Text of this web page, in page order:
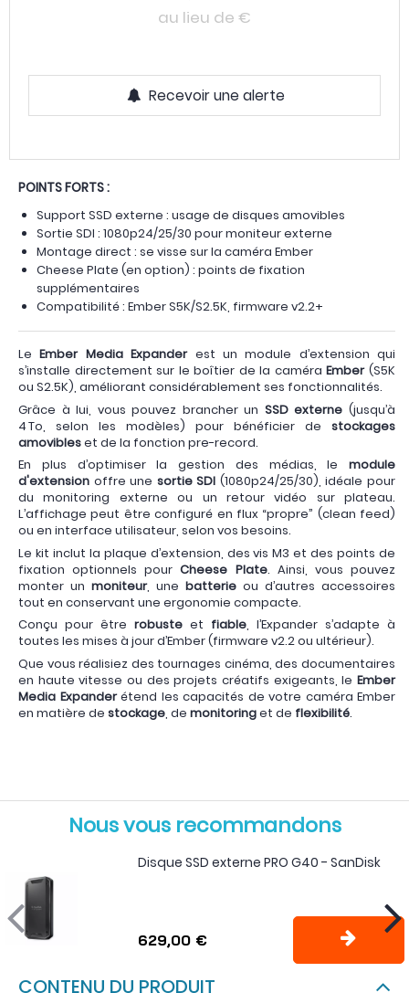
au lieu de €
Recevoir une alerte
POINTS FORTS :
Support SSD externe : usage de disques amovibles
Sortie SDI : 1080p24/25/30 pour moniteur externe
Montage direct : se visse sur la caméra Ember
Cheese Plate (en option) : points de fixation
supplémentaires
Compatibilité : Ember S5K/S2.5K, firmware v2.2+
LeEmber Media Expanderest un module d’extension qui
s’installe directement sur le boîtier de la caméraEmber(S5K
ou S2.5K), améliorant considérablement ses fonctionnalités.
Grâce à lui, vous pouvez brancher un SSD externe (jusqu’à
4 To, selon les modèles) pour bénéficier de stockages
amovibleset de la fonction pre-record.
En plus d’optimiser la gestion des médias, le module
d'extension offre une sortie SDI (1080p24/25/30), idéale pour
du monitoring externe ou un retour vidéo sur plateau.
L’affichage peut être configuré en flux “propre” (clean feed)
ou en interface utilisateur, selon vos besoins.
Le kit inclut la plaque d’extension, des vis M3 et des points de
fixation optionnels pourCheese Plate. Ainsi, vous pouvez
monter un moniteur, une batterie ou d’autres accessoires
tout en conservant une ergonomie compacte.
Conçu pour être robuste et fiable, l’Expander s’adapte à
toutes les mises à jour d’Ember (firmware v2.2 ou ultérieur).
Que vous réalisiez des tournages cinéma, des documentaires
en haute vitesse ou des projets créatifs exigeants, le Ember
Media Expanderétend les capacités de votre caméra Ember
en matière de stockage , de monitoringet de flexibilité.
Nous vous recommandons
Disque SSD externe PRO G40 - SanDisk
629,00 €
CONTENU DU PRODUIT